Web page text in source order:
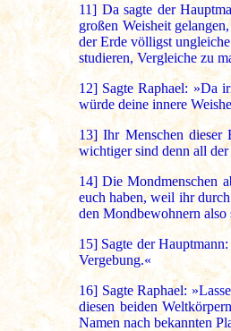
11] Da sagte der
großen Weisheit
der Erde völligst
studieren, Vergleiche zu
12] Sagte Raphael: »Da
würde deine innere
13]Ihr Menschen dieser
wichtiger sind denn all
14] Die Mondmenschen
euch haben, weil ihr
den Mondbewohnern also
15]Sagte der
Vergebung.«
16] Sagte Raphael:
diesen beiden
Namen nach bekannten